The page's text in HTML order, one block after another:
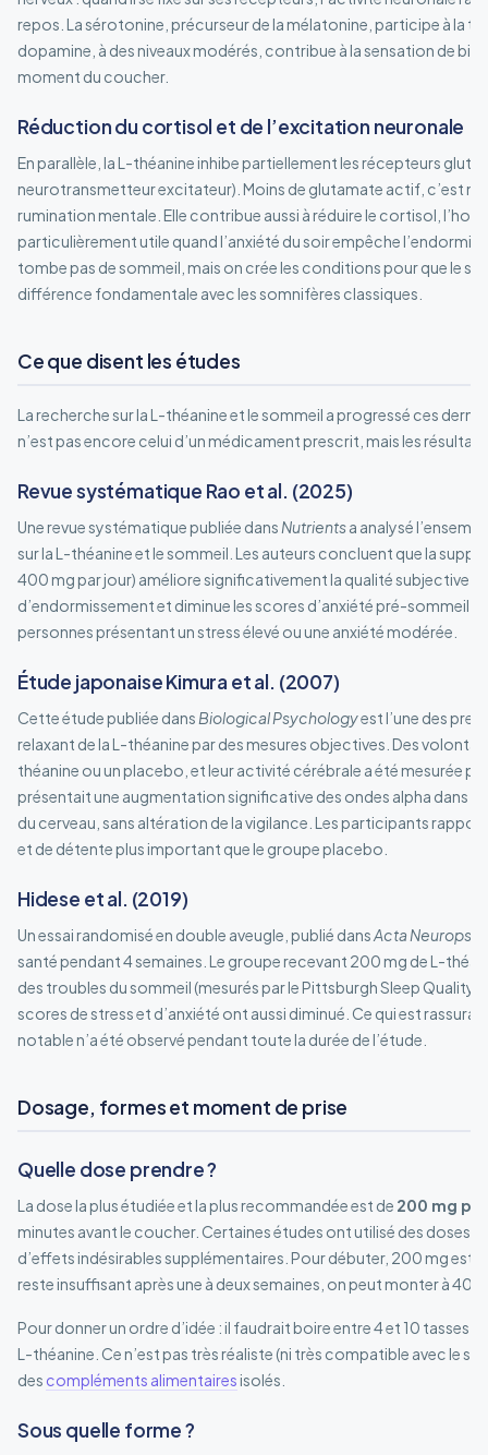
repos. La sérotonine, précurseur de la mélatonine, participe à la
dopamine, à des niveaux modérés, contribue à la sensation de
moment du coucher.
Réduction du cortisol et de l’excitation neuronale
En parallèle, la L-théanine inhibe partiellement les récepteurs
neurotransmetteur excitateur). Moins de glutamate actif, c’est
rumination mentale. Elle contribue aussi à réduire le cortisol,
particulièrement utile quand l’anxiété du soir empêche
tombe pas de sommeil, mais on crée les conditions pour que le
différence fondamentale avec les somnifères classiques.
Ce que disent les études
La recherche sur la L-théanine et le sommeil a progressé ces
n’est pas encore celui d’un médicament prescrit, mais les
Revue systématique Rao et al. (2025)
Une revue systématique publiée dans Nutrientsa analysé
sur la L-théanine et le sommeil. Les auteurs concluent que la
400 mg par jour) améliore significativement la qualité subjective
d’endormissement et diminue les scores d’anxiété pré-sommeil.
personnes présentant un stress élevé ou une anxiété modérée.
Étude japonaise Kimura et al. (2007)
Cette étude publiée dans Biological Psychologyest l’une des
relaxant de la L-théanine par des mesures objectives. Des
théanine ou un placebo, et leur activité cérébrale a été mesurée
présentait une augmentation significative des ondes alpha dans
du cerveau, sans altération de la vigilance. Les participants
et de détente plus important que le groupe placebo.
Hidese et al. (2019)
Un essai randomisé en double aveugle, publié dansActa
santé pendant 4 semaines. Le groupe recevant 200 mg de L-
des troubles du sommeil (mesurés par le Pittsburgh Sleep Quality
scores de stress et d’anxiété ont aussi diminué. Ce qui est
notable n’a été observé pendant toute la durée de l’étude.
Dosage, formes et moment de prise
Quelle dose prendre ?
La dose la plus étudiée et la plus recommandée est de 200 mg
minutes avant le coucher. Certaines études ont utilisé des doses
d’effets indésirables supplémentaires. Pour débuter, 200 mg est
reste insuffisant après une à deux semaines, on peut monter à 400
Pour donner un ordre d’idée : il faudrait boire entre 4 et 10 tasses
L-théanine. Ce n’est pas très réaliste (ni très compatible avec le
des compléments alimentairesisolés.
Sous quelle forme ?